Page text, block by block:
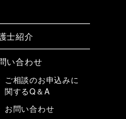
士紹介
い合わせ
ご相談のお申込みに
関するQ＆A
お問い合わせ